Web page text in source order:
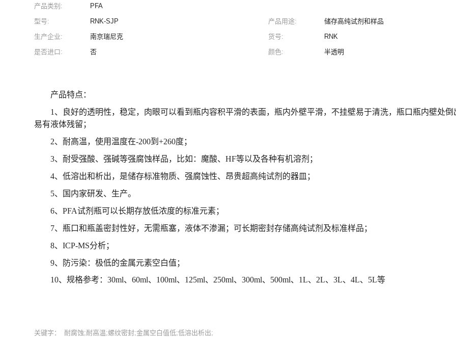
产品类别:
PFA
型号:
RNK-SJP 产品用途:
储存高纯试剂和样品
生产企业:
南京瑞尼克 货号:
RNK
是否进口:
否 颜色: 半透明
产品特点：
1、良好的透明性，稳定，肉眼可以看到瓶内容积平滑的表面，瓶内外壁平滑，不挂壁易于清洗，瓶口瓶内壁处倒
易有液体残留；
2、耐高温，使用温度在-200到+260度；
3、耐受强酸、强碱等强腐蚀样品，比如：魔酸、 HF等以及各种有机溶剂；
4、低溶出和析出，是储存标准物质、强腐蚀性、昂贵超高纯试剂的器皿；
5、国内家研发、生产。
6、 PFA试剂瓶可以长期存放低浓度的标准元素；
7、瓶口和瓶盖密封性好，无需瓶塞，液体不渗漏；可长期密封存储高纯试剂及标准样品；
8、ICP-MS分析；
9、防污染：极低的金属元素空白值 ；
10、规格参考： 30ml、 60ml、100ml、125ml、250ml、300ml、500ml、1L、2L、3L、4L、5L等
关键字： 耐腐蚀;耐高温;螺纹密封;金属空白值低;低溶出析出;